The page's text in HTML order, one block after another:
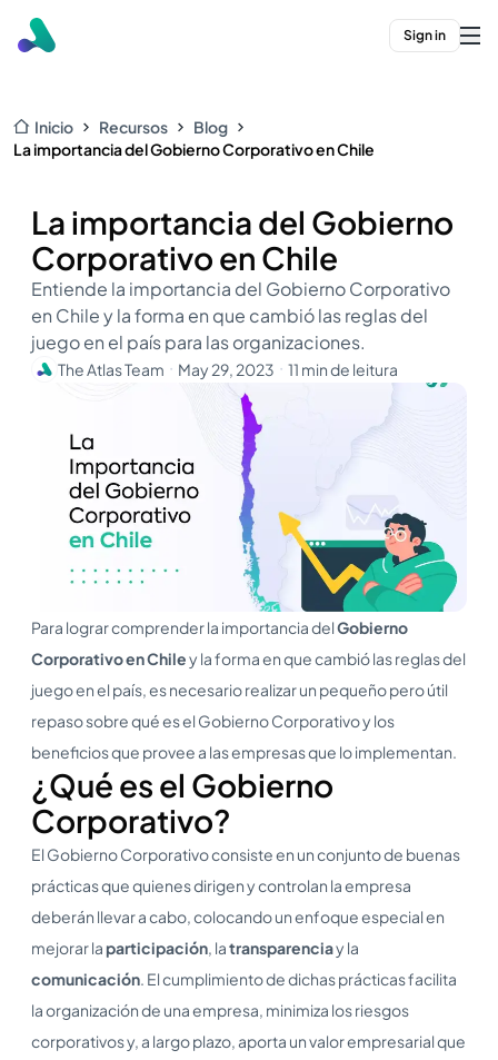
Sign in
Inicio Recursos
Blog
La importancia del Gobierno Corporativo en Chile
La importancia del Gobierno
Corporativo en Chile
Entiende la importancia del Gobierno Corporativo
en Chile y la forma en que cambió las reglas del
juego en el país para las organizaciones.
The Atlas Team ・ May 29, 2023 ・ 11 min de leitura
Para lograr comprender la importancia delGobierno
Corporativo en Chiley la forma en que cambió las reglas del
juego en el país, es necesario realizar un pequeño pero útil
repaso sobre qué es el Gobierno Corporativo y los
beneficios que provee a las empresas que lo implementan.
¿Qué es el Gobierno
Corporativo?
El Gobierno Corporativo consiste en un conjunto de buenas
prácticas que quienes dirigen y controlan la empresa
deberán llevar a cabo, colocando un enfoque especial en
mejorar laparticipación, latransparenciay la
comunicación. El cumplimiento de dichas prácticas facilita
la organización de una empresa, minimiza los riesgos
corporativos y, a largo plazo, aporta un valor empresarial que